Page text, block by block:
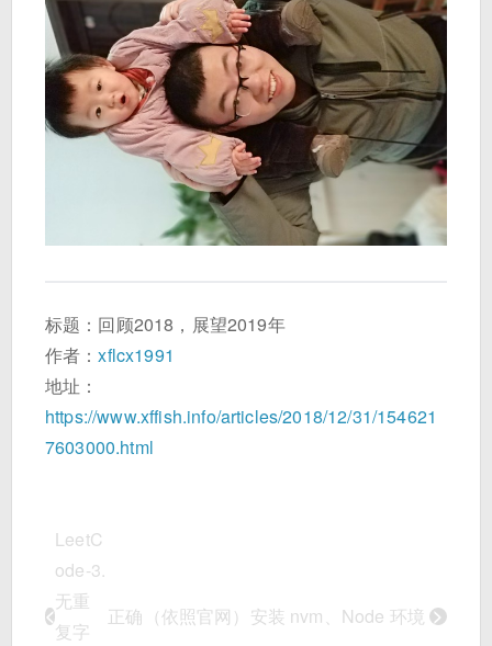
标题：回顾2018，展望2019年
作者：xflcx1991
地址：
https://www.xffish.info/articles/2018/12/31/154621
7603000.html
<
LeetC
ode-3.
无重
复字
正确（依照官网）安装 nvm、Node 环境 >